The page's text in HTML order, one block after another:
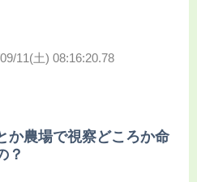
11(土) 08:16:20.78
か農場で視察どころか命
？